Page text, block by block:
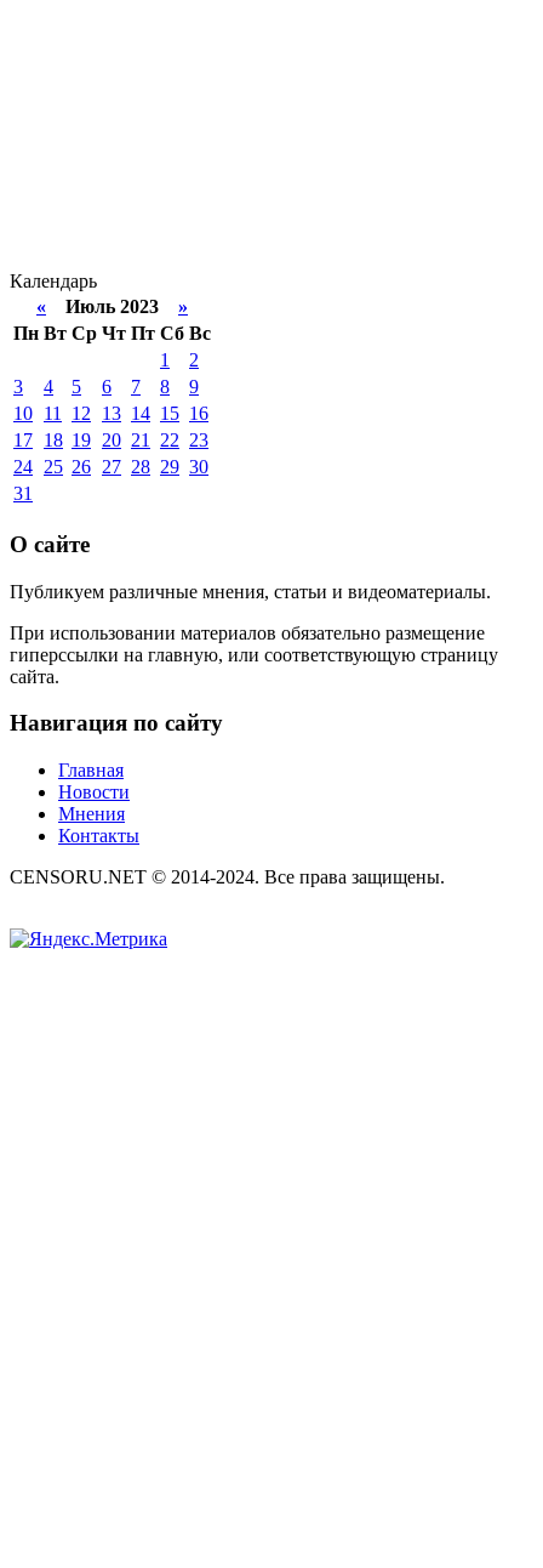
Календарь
« Июль 2023 »
Пн Вт Ср Чт Пт Сб Вс
1
2
3
4 5 6 7 8
9
10 11 12 13 14 15 16
17 18 19 20 21 22 23
24 25 26 27 28 29 30
31
О сайте
Публикуем различные мнения, статьи и видеоматериалы.
При использовании материалов обязательно размещение
гиперссылки на главную, или соответствующую страницу
сайта.
Навигация по сайту
Главная
Новости
Мнения
Контакты
CENSORU.NET © 2014-2024. Все права защищены.